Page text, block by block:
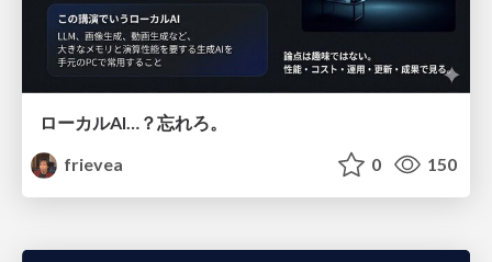
ローカルAI…？忘れろ。
frievea
0 150